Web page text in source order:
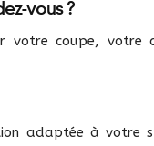
vous ?
votre coupe, votre
adaptée à votre